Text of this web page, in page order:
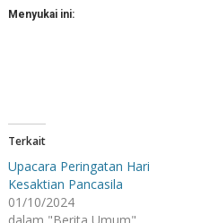
Menyukai ini:
Terkait
Upacara Peringatan Hari
Kesaktian Pancasila
01/10/2024